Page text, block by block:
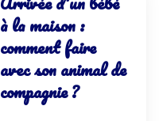
à la maison :
comment faire
avec son animal de
compagnie ?